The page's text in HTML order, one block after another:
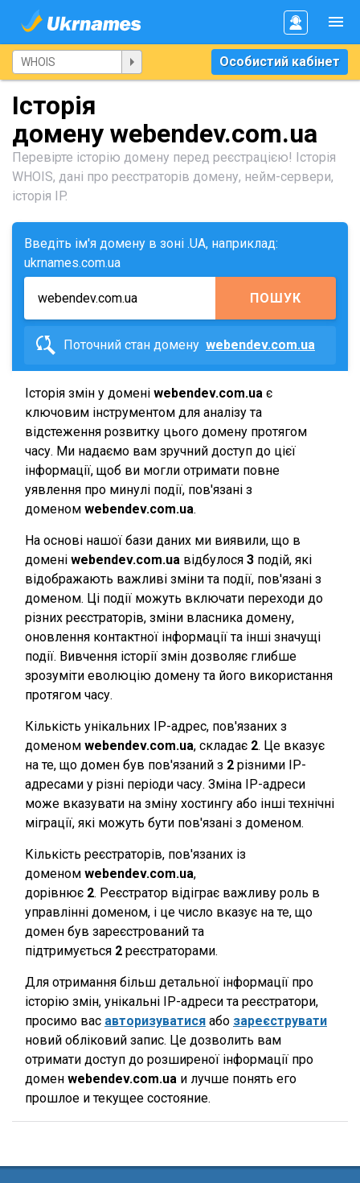
Особистий кабінет
Історія
домену webendev.com.ua
Перевірте історію домену перед реєстрацією! Історія
WHOIS, дані про реєстраторів домену, нейм-сервери,
історія IP.
Введіть ім'я домену в зоні .UA, наприклад:
ukrnames.com.ua
ПОШУК
Поточний стан домену webendev.com.ua
Історія змін у домені webendev.com.ua є
ключовим інструментом для аналізу та
відстеження розвитку цього домену протягом
часу. Ми надаємо вам зручний доступ до цієї
інформації, щоб ви могли отримати повне
уявлення про минулі події, пов'язані з
доменом webendev.com.ua.
На основі нашої бази даних ми виявили, що в
домені webendev.com.ua відбулося 3 подій, які
відображають важливі зміни та події, пов'язані з
доменом. Ці події можуть включати переходи до
різних реєстраторів, зміни власника домену,
оновлення контактної інформації та інші значущі
події. Вивчення історії змін дозволяє глибше
зрозуміти еволюцію домену та його використання
протягом часу.
Кількість унікальних IP-адрес, пов'язаних з
доменом webendev.com.ua, складає 2. Це вказує
на те, що домен був пов'язаний з 2 різними IP-
адресами у різні періоди часу. Зміна IP-адреси
може вказувати на зміну хостингу або інші технічні
міграції, які можуть бути пов'язані з доменом.
Кількість реєстраторів, пов'язаних із
доменом webendev.com.ua,
дорівнює 2. Реєстратор відіграє важливу роль в
управлінні доменом, і це число вказує на те, що
домен був зареєстрований та
підтримується 2 реєстраторами.
Для отримання більш детальної інформації про
історію змін, унікальні IP-адреси та реєстратори,
просимо вас авторизуватися або зареєструвати
новий обліковий запис. Це дозволить вам
отримати доступ до розширеної інформації про
домен webendev.com.ua и лучше понять его
прошлое и текущее состояние.